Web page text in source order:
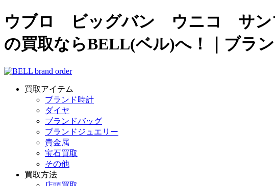
ウブロ ビッグバン ウニコ サン
の買取ならBELL(ベル)へ！｜ブラ
買取アイテム
ブランド時計
ダイヤ
ブランドバッグ
ブランドジュエリー
貴金属
宝石買取
その他
買取方法